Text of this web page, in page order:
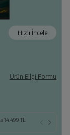
Hızlı İncele
Ürün Bilgi Formu
14.499 TL